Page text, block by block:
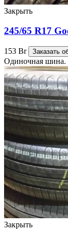
Закрыть
245/65 R17
153 Br Заказать
Одиночная шина.
Закрыть